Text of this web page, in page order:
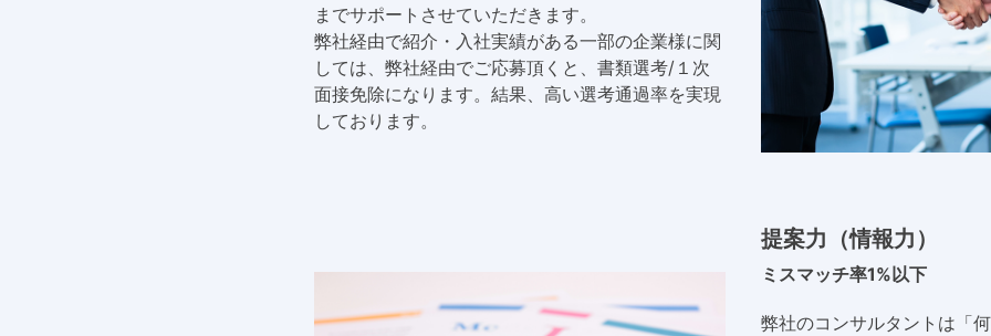
までサポートさせていただきます。
弊社経由で紹介・入社実績がある一部の企業様に関
しては、弊社経由でご応募頂くと、書類選考/１次
面接免除になります。結果、高い選考通過率を実現
しております。
提案力（情報力）
ミスマッチ率1%以下
弊社のコンサルタントは「